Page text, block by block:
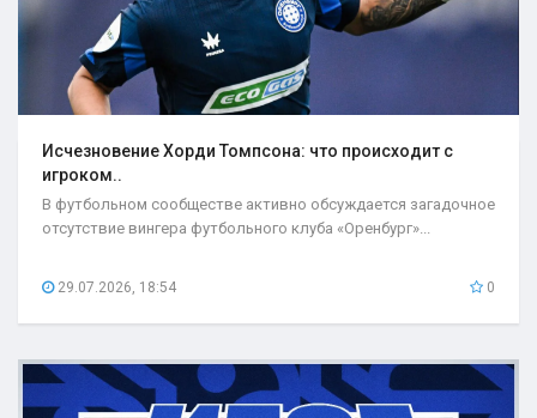
Исчезновение Хорди Томпсона: что происходит с
игроком..
В футбольном сообществе активно обсуждается загадочное
отсутствие вингера футбольного клуба «Оренбург»...
29.07.2026, 18:54 0